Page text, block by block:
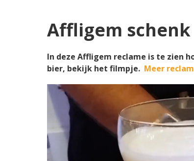
Affligem
In deze Affligem reclame is te zien
bier, bekijk het filmpje. Meer